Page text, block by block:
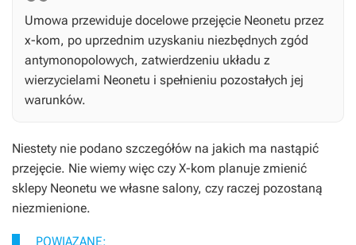
Umowa przewiduje docelowe przejęcie Neonetu przez
x-kom, po uprzednim uzyskaniu niezbędnych zgód
antymonopolowych, zatwierdzeniu układu z
wierzycielami Neonetu i spełnieniu pozostałych jej
warunków.
Niestety nie podano szczegółów na jakich ma nastąpić
przejęcie. Nie wiemy więc czy X-kom planuje zmienić
sklepy Neonetu we własne salony, czy raczej pozostaną
niezmienione.
POWIĄZANE: